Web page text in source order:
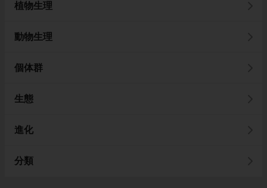
植物生理
動物生理
個体群
生態
進化
分類